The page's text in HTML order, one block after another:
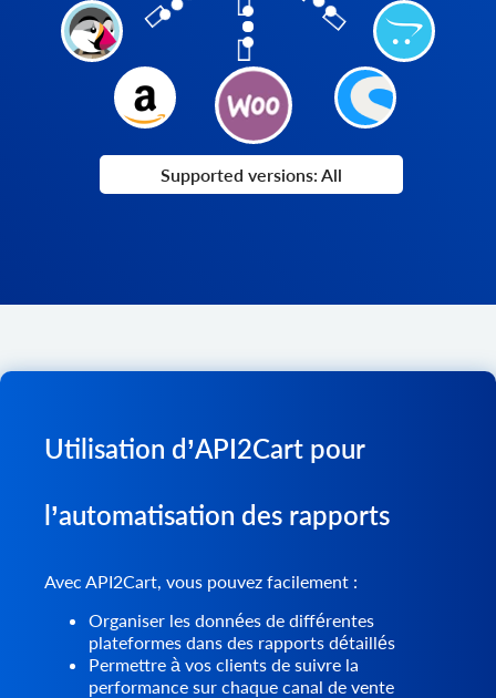
Supported versions: All
Utilisation d’API2Cart pour
l’automatisation des rapports
Avec API2Cart, vous pouvez facilement :
Organiser les données de différentes
plateformes dans des rapports détaillés
Permettre à vos clients de suivre la
performance sur chaque canal de vente